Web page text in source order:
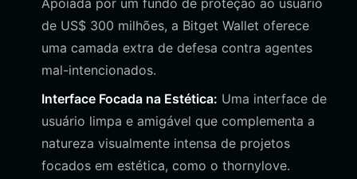
Apoiada por um fundo de proteção ao usuário
de US$ 300 milhões, a Bitget Wallet oferece
uma camada extra de defesa contra agentes
mal-intencionados.
Interface Focada na Estética: Uma interface de
usuário limpa e amigável que complementa a
natureza visualmente intensa de projetos
focados em estética, como o thornylove.